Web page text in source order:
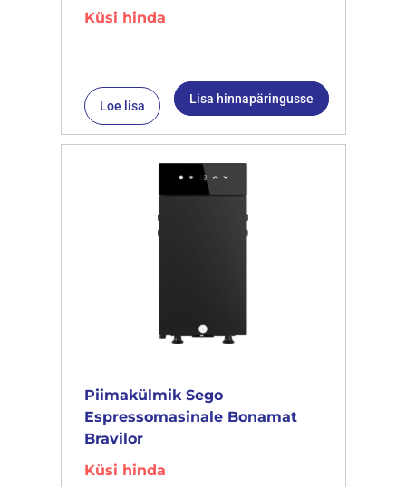
Küsi hinda
Loe lisa Lisa hinnapäringusse
Piimakülmik Sego
Espressomasinale Bonamat
Bravilor
Küsi hinda